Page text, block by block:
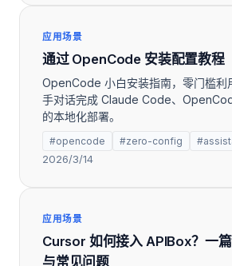
应用场景
通过 OpenCode 安装配置教程
OpenCode 小白安装指南，零门槛利
手对话完成 Claude Code、
的本地化部署。
#opencode #zero-config
2026/3/14
应用场景
Cursor 如何接入 APIBox？一
与常见问题